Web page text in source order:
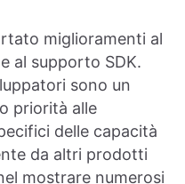
miglioramenti al
al supporto SDK.
sono un
priorità alle
delle capacità
da altri prodotti
mostrare numerosi